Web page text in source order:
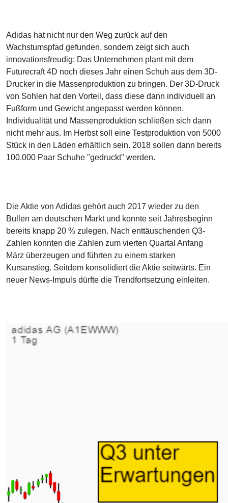
Adidas hat nicht nur den Weg zurück auf den
Wachstumspfad gefunden, sondern zeigt sich auch
innovationsfreudig: Das Unternehmen plant mit dem
Futurecraft 4D noch dieses Jahr einen Schuh aus dem 3D-
Drucker in die Massenproduktion zu bringen. Der 3D-Druck
von Sohlen hat den Vorteil, dass diese dann individuell an
Fußform und Gewicht angepasst werden können.
Individualität und Massenproduktion schließen sich dann
nicht mehr aus. Im Herbst soll eine Testproduktion von 5000
Stück in den Läden erhältlich sein. 2018 sollen dann bereits
100.000 Paar Schuhe "gedruckt" werden.
Die Aktie von Adidas gehört auch 2017 wieder zu den
Bullen am deutschen Markt und konnte seit Jahresbeginn
bereits knapp 20 % zulegen. Nach enttäuschenden Q3-
Zahlen konnten die Zahlen zum vierten Quartal Anfang
März überzeugen und führten zu einem starken
Kursanstieg. Seitdem konsolidiert die Aktie seitwärts. Ein
neuer News-Impuls dürfte die Trendfortsetzung einleiten.